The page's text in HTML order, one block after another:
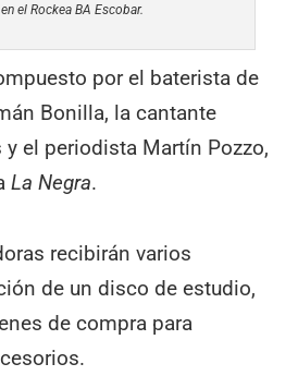
el Rockea BA Escobar.
por el baterista de
Bonilla, la cantante
y el periodista Martín Pozzo,
La Negra.
recibirán varios
de un disco de estudio,
de compra para